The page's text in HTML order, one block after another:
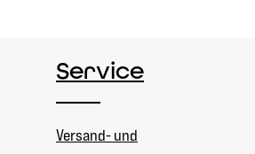
Service
Versand- und